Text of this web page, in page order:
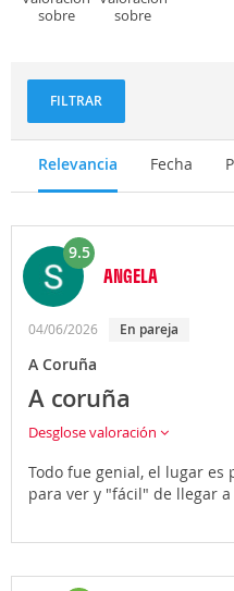
sobre
sobre
FILTRAR
Relevancia Fecha
9.5
ANGELA
04/06/2026 En pareja
A Coruña
A coruña
Desglose valoración
Todo fue genial, el lugar es
para ver y "fácil" de llegar